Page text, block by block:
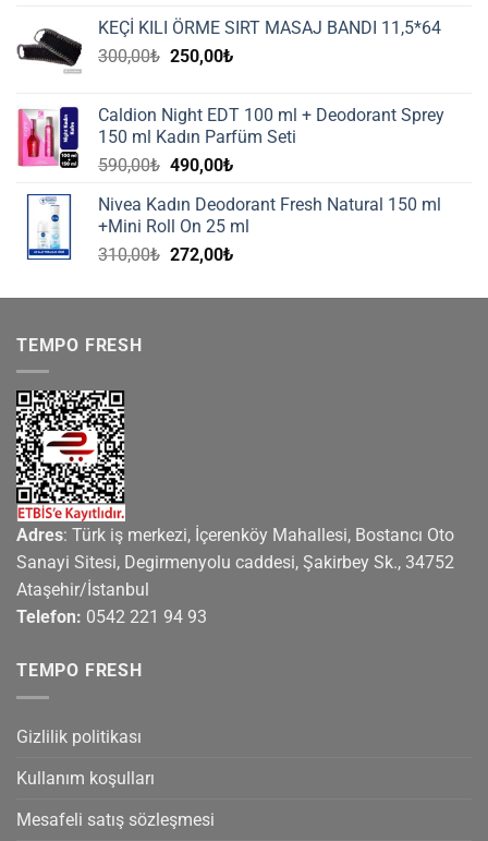
525,00₺.fiyat:
425,00₺.
KEÇİ KILI ÖRME SIRT MASAJ BANDI 11,5*64
300,00₺ Orijinal
250,00₺Şu
250,00₺.
Caldion Night EDT 100 ml + Deodorant Sprey
150 ml Kadın Parfüm Seti
590,00₺ Orijinal
590,00₺.
490,00₺Şu
fiyat:
490,00₺.
Nivea Kadın Deodorant Fresh Natural 150 ml
+Mini Roll On 25 ml
310,00₺ Orijinal
310,00₺.
272,00₺Şu
fiyat:
TEMPO FRESH
Adres: Türk iş merkezi, İçerenköy Mahallesi, Bostancı Oto
Sanayi Sitesi, Degirmenyolu caddesi, Şakirbey Sk., 34752
Ataşehir/İstanbul
Telefon: 0542 221 94 93
TEMPO FRESH
Gizlilik politikası
Kullanım koşulları
Mesafeli satış sözleşmesi